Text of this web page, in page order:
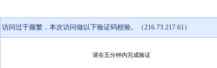
访问过于频繁，本次访问做以下验证码校验。（216.73.217.61）
请在五分钟内完成验证